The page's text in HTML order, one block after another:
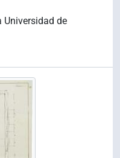
Universidad de